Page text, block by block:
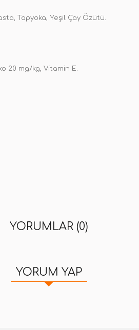
Tapyoka, Yeşil Çay Özütü.
20 mg/kg, Vitamin E.
YORUMLAR (0)
YORUM YAP